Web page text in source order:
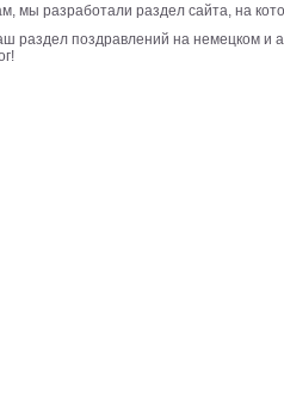
мы разработали раздел сайта, на
раздел поздравлений на немецком и